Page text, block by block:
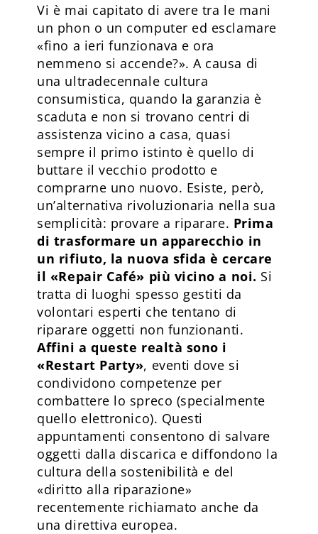
Vi è mai capitato di avere tra le mani
un phon o un computer ed esclamare
«fino a ieri funzionava e ora
nemmeno si accende?». A causa di
una ultradecennale cultura
consumistica, quando la garanzia è
scaduta e non si trovano centri di
assistenza vicino a casa, quasi
sempre il primo istinto è quello di
buttare il vecchio prodotto e
comprarne uno nuovo. Esiste, però,
un’alternativa rivoluzionaria nella sua
semplicità: provare a riparare. Prima
di trasformare un apparecchio in
un rifiuto, la nuova sfida è cercare
il «Repair Café» più vicino a noi. Si
tratta di luoghi spesso gestiti da
volontari esperti che tentano di
riparare oggetti non funzionanti.
Affini a queste realtà sono i
«Restart Party», eventi dove si
condividono competenze per
combattere lo spreco (specialmente
quello elettronico). Questi
appuntamenti consentono di salvare
oggetti dalla discarica e diffondono la
cultura della sostenibilità e del
«diritto alla riparazione»
recentemente richiamato anche da
una direttiva europea.